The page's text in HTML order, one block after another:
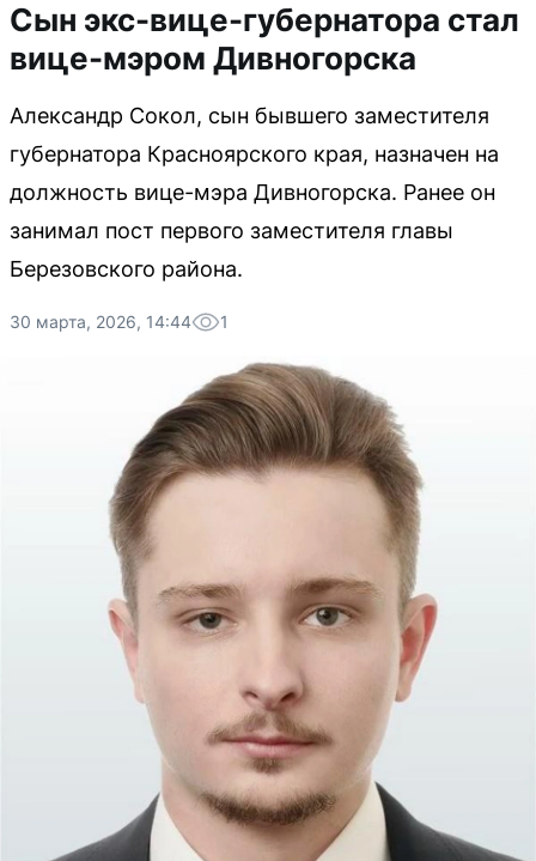
Сын экс-вице-губернатора стал
вице-мэром Дивногорска
Александр Сокол, сын бывшего заместителя
губернатора Красноярского края, назначен на
должность вице-мэра Дивногорска. Ранее он
занимал пост первого заместителя главы
Березовского района.
30 марта, 2026, 14:44 1